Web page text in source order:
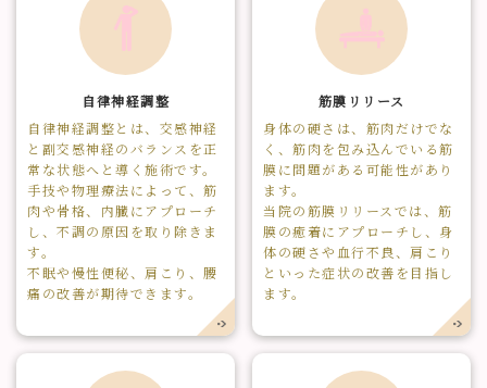
自律神経調整
自律神経調整とは、交感神経
と副交感神経のバランスを正
常な状態へと導く施術です。
手技や物理療法によって、筋
肉や骨格、内臓にアプローチ
し、不調の原因を取り除きま
す。
不眠や慢性便秘、肩こり、腰
痛の改善が期待できます。
筋膜リリース
身体の硬さは、筋肉だけでな
く、筋肉を包み込んでいる筋
膜に問題がある可能性があり
ます。
当院の筋膜リリースでは、筋
膜の癒着にアプローチし、身
体の硬さや血行不良、肩こり
といった症状の改善を目指し
ます。